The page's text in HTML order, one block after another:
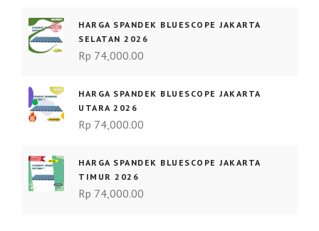
HARGA SPANDEK BLUESCOPE JAKARTA
SELATAN 2026
Rp 74,000.00
HARGA SPANDEK BLUESCOPE JAKARTA
UTARA 2026
Rp 74,000.00
HARGA SPANDEK BLUESCOPE JAKARTA
TIMUR 2026
Rp 74,000.00